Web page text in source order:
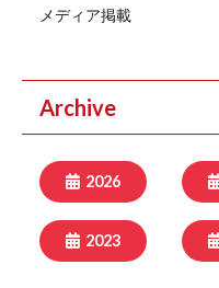
メディア掲載
Archive
2026
2023